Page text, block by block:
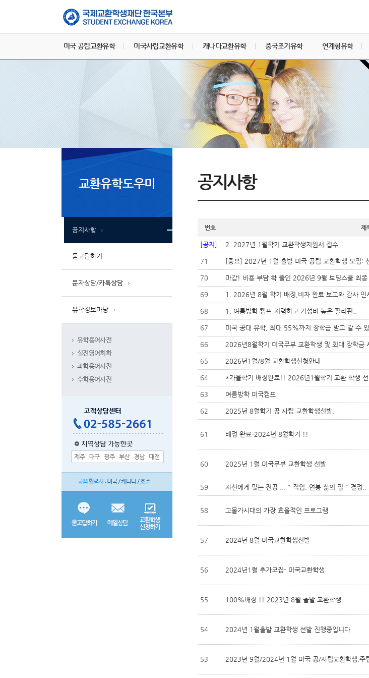
미국 공립교환유학 미국사립교환유학 캐나다교환유학 중국조기유학 연계형유학
교환유학도우미
공지사항
묻고답하기
문자상담/카톡상담
유학정보마당
유학용어사전
실전영어회화
과학용어사전
수학용어사전
공지사항
번호 제
[공지] 2. 2027년 1월학기 교환학생지원서 접수
71 [중요] 2027년 1월 출발 미국 공립 교환학생 모집:
70 마감! 비용 부담 확 줄인 2026년 9월 보딩스쿨 최종
69 1. 2026년 8월 학기 배정,비자 완료 보고와 감사 인
68 1. 여름방학 캠프-저렴하고 가성비 높은 필리핀..
67 미국 공대 유학, 최대 55%까지 장학금 받고 갈 수 있
66 2026년8월학기 미국무부 교환학생 및 최대 장학금
65 2026년1월/8월 교환학생신청안내
64 *가을학기 배정완료!! 2026년1월학기 교환 학생 선
63 여름방학 미국캠프
62 2025년 8월학기 공 사립 교환학생선발.
61 배정 완료-2024년 8월학기 !!
60 2025년 1월 미국무부 교환학생 선발
59 자신에게 맞는 전공 ... " 직업. 연봉 삶의 질 " 결정..
58 고물가시대의 가장 효율적인 프로그램
57 2024년 8월 미국교환학생선발
56 2024년1월 추가모집- 미국교환학생
55 100%배정 !! 2023년 8월 출발 교환학생
54 2024년 1월출발 교환학생 선발 진행중입니다
53 2023년 9월/2024년 1월 미국 공/사립교환학생,주